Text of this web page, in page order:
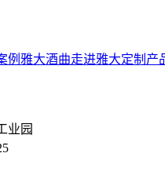
例 雅大酒曲走进雅大定制产
业园